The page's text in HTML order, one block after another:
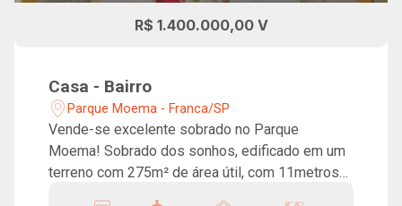
R$ 1.400.000,00 V
Casa - Bairro
Parque Moema - Franca/SP
Vende-se excelente sobrado no Parque
Moema! Sobrado dos sonhos, edificado em um
terreno com 275m² de área útil, com 11metros